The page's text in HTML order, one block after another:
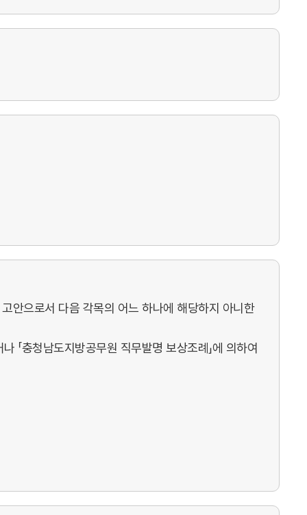
안으로서 다음 각목의 어느 하나에 해당하지 아니한
「충청남도지방공무원 직무발명 보상조례」에 의하여